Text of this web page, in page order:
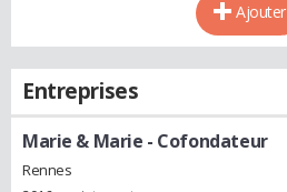
Ajouter
Entreprises
Marie & Marie - Cofondateur
Rennes